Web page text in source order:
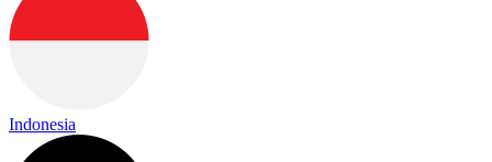
Indonesia